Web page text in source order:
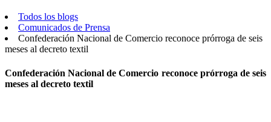
Todos los blogs
Comunicados de Prensa
Confederación Nacional de Comercio reconoce prórroga de seis
meses al decreto textil
Confederación Nacional de Comercio reconoce prórroga de seis
meses al decreto textil